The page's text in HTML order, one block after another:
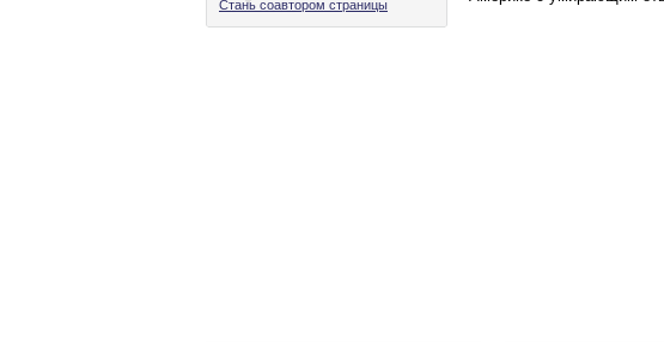
Стань соавтором страницы